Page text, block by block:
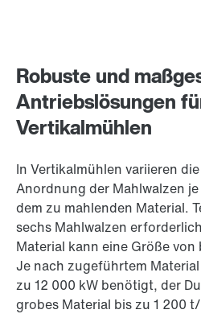
Robuste und
Antriebslösungen
Vertikalmühlen
In Vertikalmühlen variieren
Anordnung der Mahlwalzen
dem zu mahlenden Material.
sechs Mahlwalzen
Material kann eine Größe von
Je nach zugeführtem
zu 12 000 kW benötigt, der
grobes Material bis zu 1 200